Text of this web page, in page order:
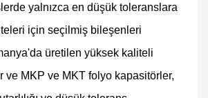
yalnızca en düşük toleranslara
için seçilmiş bileşenleri
üretilen yüksek kaliteli
ve MKP ve MKT folyo kapasitörler,